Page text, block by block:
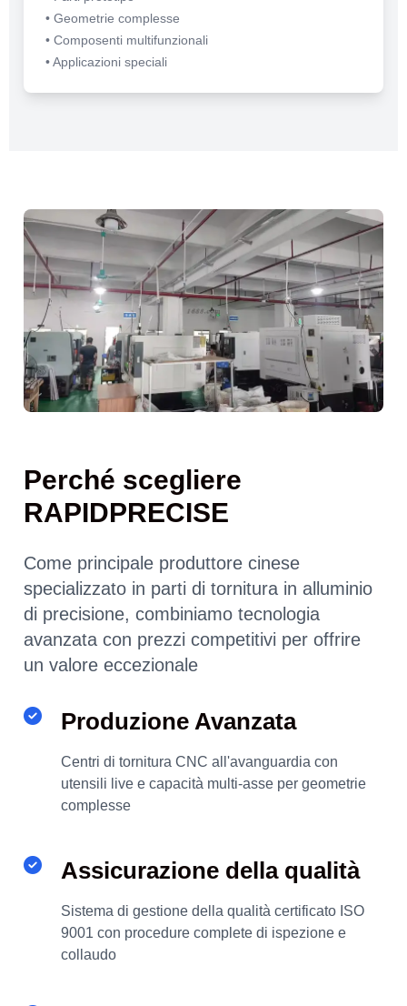
• Geometrie complesse
• Composenti multifunzionali
• Applicazioni speciali
Perché scegliere
RAPIDPRECISE
Come principale produttore cinese
specializzato in parti di tornitura in alluminio
di precisione, combiniamo tecnologia
avanzata con prezzi competitivi per offrire
un valore eccezionale
Produzione Avanzata
Centri di tornitura CNC all'avanguardia con
utensili live e capacità multi-asse per geometrie
complesse
Assicurazione della qualità
Sistema di gestione della qualità certificato ISO
9001 con procedure complete di ispezione e
collaudo